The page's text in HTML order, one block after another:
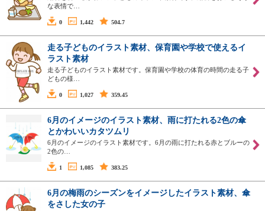
な表情で…
0 1,442 504.7
走る子どものイラスト素材、保育園や学校で使えるイ
ラスト素材
走る子どものイラスト素材です。保育園や学校の体育の時間の走る子
どもの様…
0 1,027 359.45
6月のイメージのイラスト素材、雨に打たれる2色の傘
とかわいいカタツムリ
6月のイメージのイラスト素材です。6月の雨に打たれる赤とブルーの
2色の…
1 1,085 383.25
6月の梅雨のシーズンをイメージしたイラスト素材、傘
をさした女の子